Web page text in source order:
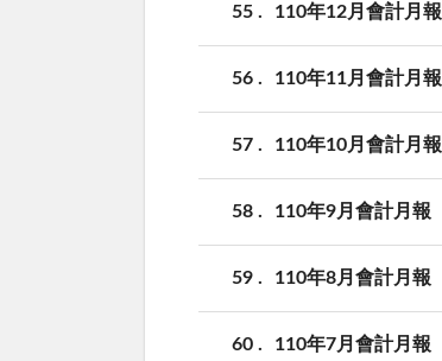
55 110年12月會計月報
56 110年11月會計月報
57 110年10月會計月報
58 110年9月會計月報
59 110年8月會計月報
60 110年7月會計月報